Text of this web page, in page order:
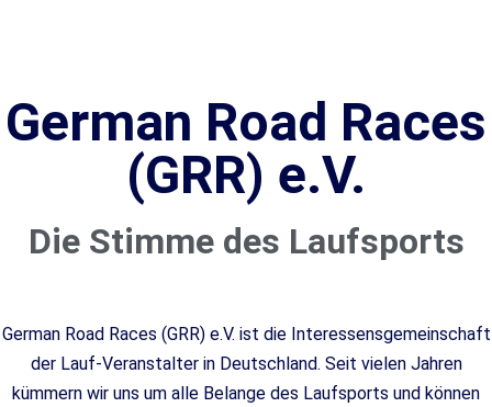
German Road Races
(GRR) e.V.
Die Stimme des Laufsports
German Road Races (GRR) e.V. ist die Interessensgemeinschaft
der Lauf-Veranstalter in Deutschland. Seit vielen Jahren
kümmern wir uns um alle Belange des Laufsports und können